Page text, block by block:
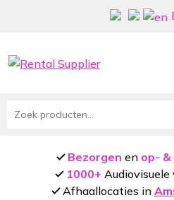
navigatie
inhoud
Zoeken
Bezorgen en op-
1000+ Audiovisuele
Afhaallocaties in